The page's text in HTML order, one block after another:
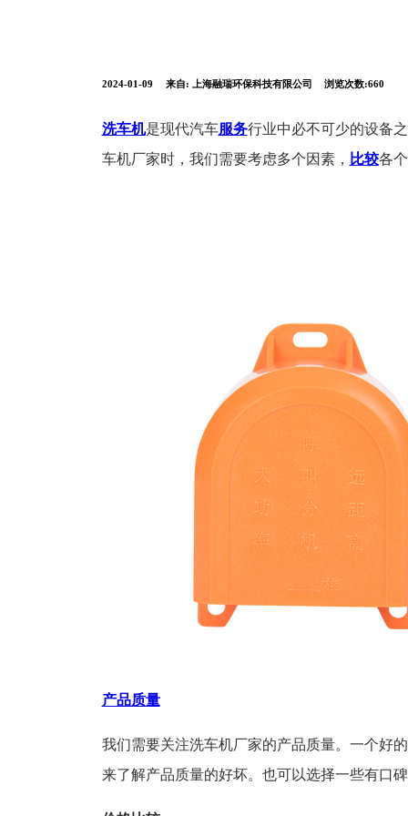
2024-01-09 来自: 上海融瑞环保科技有限公司 浏览次数:660
洗车机是现代汽车服务行业中必不可少的设备
车机厂家时，我们需要考虑多个因素， 比较各
产品质量
我们需要关注洗车机厂家的产品质量。一个好
来了解产品质量的好坏。也可以选择一些有口